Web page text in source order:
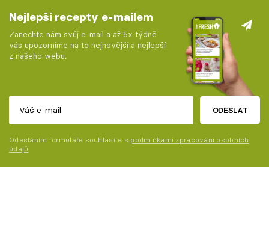
Nejlepší recepty e-mailem
Zanechte nám svůj e-mail a až 5x týdně
vás upozorníme na to nejnovější a nejlepší
z našeho webu.
ODESLAT
Odesláním formuláře souhlasíte s podmínkami zpracování osobních
údajů